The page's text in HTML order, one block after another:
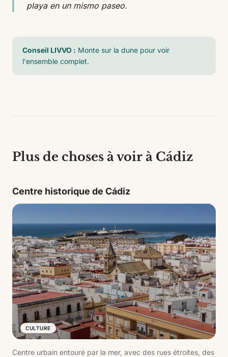
playa en un mismo paseo.
Conseil LIVVO : Monte sur la dune pour voir
l'ensemble complet.
Plus de choses à voir à Cádiz
Centre historique de Cádiz
CULTURE
Centre urbain entouré par la mer, avec des rues étroites, des